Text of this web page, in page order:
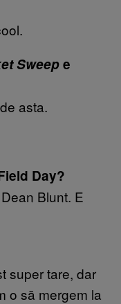
Sweepe
asta.
Day?
Blunt. E
super tare, dar
o să mergem la